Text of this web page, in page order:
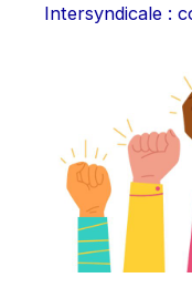
Intersyndicale :